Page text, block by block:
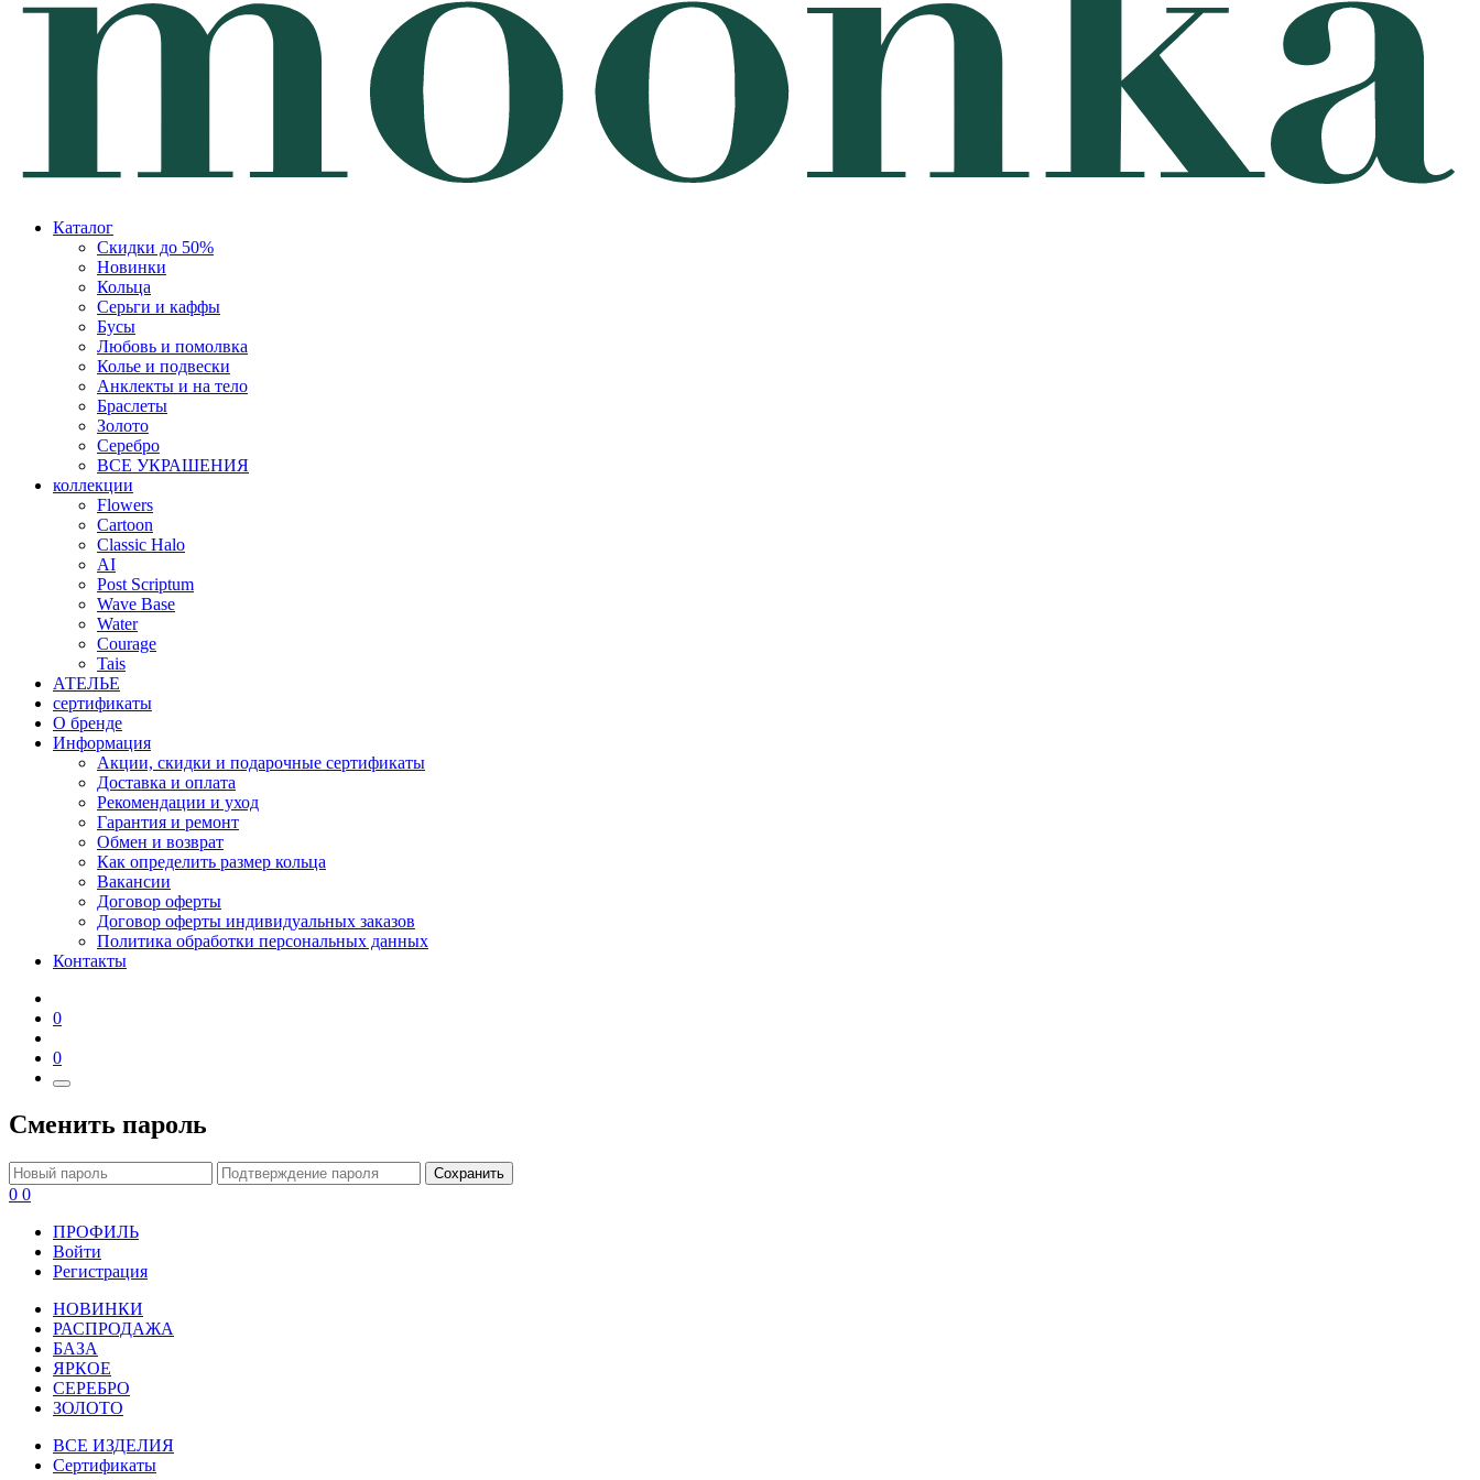
Каталог
Скидки до 50%
Новинки
Кольца
Серьги и каффы
Бусы
Любовь и помолвка
Колье и подвески
Анклекты и на тело
Браслеты
Золото
Серебро
ВСЕ УКРАШЕНИЯ
коллекции
Flowers
Cartoon
Classic Halo
AI
Post Scriptum
Wave Base
Water
Courage
Tais
АТЕЛЬЕ
сертификаты
О бренде
Информация
Акции, скидки и подарочные сертификаты
Доставка и оплата
Рекомендации и уход
Гарантия и ремонт
Обмен и возврат
Как определить размер кольца
Вакансии
Договор оферты
Договор оферты индивидуальных заказов
Политика обработки персональных данных
Контакты
0
0
Сменить пароль
Сохранить
0 0
ПРОФИЛЬ
Войти
Регистрация
НОВИНКИ
РАСПРОДАЖА
БАЗА
ЯРКОЕ
СЕРЕБРО
ЗОЛОТО
ВСЕ ИЗДЕЛИЯ
Сертификаты